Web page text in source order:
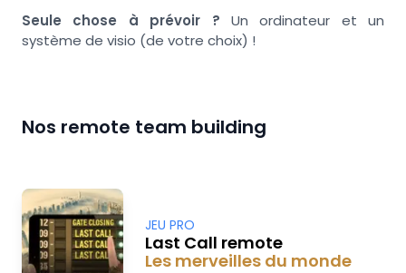
Seule chose à prévoir ? Un ordinateur et un
système de visio (de votre choix) !
Nos remote team building
JEU PRO
Last Call remote
Les merveilles du monde